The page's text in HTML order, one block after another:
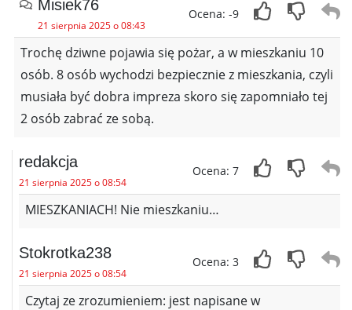
Misiek76
21 sierpnia 2025 o 08:43
Ocena: -9
Trochę dziwne pojawia się pożar, a w mieszkaniu 10
osób. 8 osób wychodzi bezpiecznie z mieszkania, czyli
musiała być dobra impreza skoro się zapomniało tej
2 osób zabrać ze sobą.
redakcja
21 sierpnia 2025 o 08:54
Ocena: 7
MIESZKANIACH! Nie mieszkaniu…
Stokrotka238
21 sierpnia 2025 o 08:54
Ocena: 3
Czytaj ze zrozumieniem: jest napisane w